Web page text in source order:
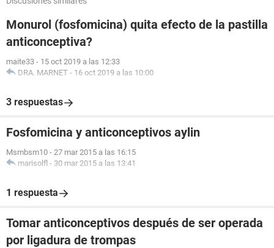
Monurol (fosfomicina) quita efecto de la pastilla
anticonceptiva?
maite33 - 15 oct 2019 a las 12:33
DRA. MARNET - 16 oct 2019 a las 10:00
3 respuestas
Fosfomicina y anticonceptivos aylin
Msmbsm10 - 27 mar 2015 a las 16:15
marisolfl - 30 mar 2015 a las 13:41
1 respuesta
Tomar anticonceptivos después de ser operada
por ligadura de trompas